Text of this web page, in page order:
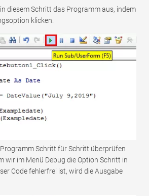
diesem Schritt das Programm aus, indem
klicken.
Schritt für Schritt überprüfen
wir im Menü Debug die Option Schritt in
Code fehlerfrei ist, wird die Ausgabe